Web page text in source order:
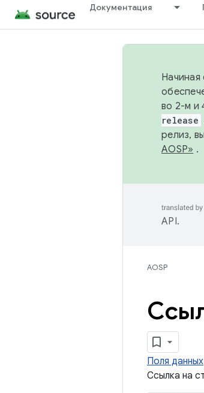
Документация
Начиная
во 2-м и
release
релиз,
AOSP» .
API.
AOSP
Поля данных
Ссылка на